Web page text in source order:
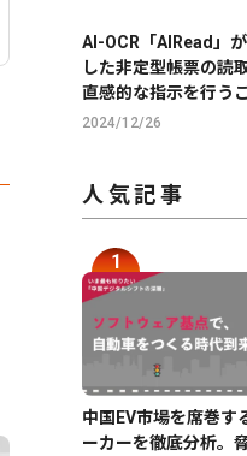
AI-OCR「AIRead」
した非定型帳票の読
直感的な指示を行う
帳票の読取りを実現
2024/12/26
人気記事
中国EV市場を席巻す
ーカーを徹底分析。